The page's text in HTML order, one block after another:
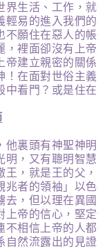
界生活、工作，就
輕易的進入我們的
不願住在惡人的帳
，裡面卻沒有上
帝建立親密的關
！在面對世俗主
中看門？或是住
他裏頭有神聖神
明，又有聰明智
王，就是王的父，
兆者的領袖」以
去，但以理在異
上帝的信心，堅
不相信上帝的人
自然流露出的見